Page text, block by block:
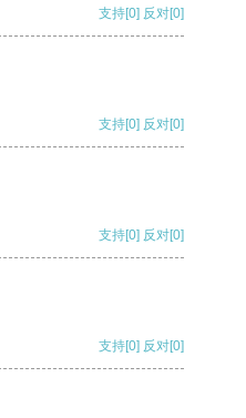
支持[0] 反对[0]
支持[0] 反对[0]
支持[0] 反对[0]
支持[0] 反对[0]